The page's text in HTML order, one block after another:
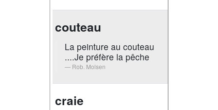
couteau
La peinture au couteau
....Je préfère la pêche
Rob. Molsen
craie